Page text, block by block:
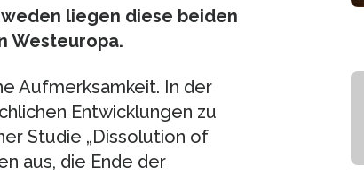
liegen diese beiden
Westeuropa.
Aufmerksamkeit. In der
Entwicklungen zu
Studie „Dissolution of
aus, die Ende der